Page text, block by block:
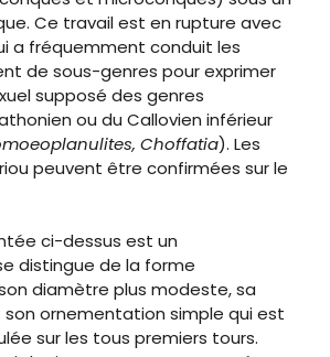
Ce travail est en rupture avec
a fréquemment conduit les
de sous-genres pour exprimer
supposé des genres
ou du Callovien inférieur
Choffatia). Les
peuvent être confirmées sur le
ci-dessus est un
distingue de la forme
diamètre plus modeste, sa
ornementation simple qui est
sur les tous premiers tours.